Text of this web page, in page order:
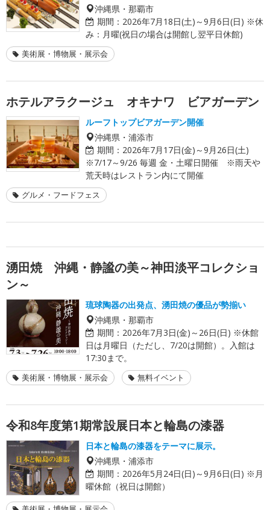
沖縄県・那覇市
期間： 2026年7月18日(土)～9月6日(日) ※休
み：月曜(祝日の場合は開館し翌平日休館)
美術展・博物展・展示会
ホテルアラクージュ オキナワ ビアガーデン
ルーフトップビアガーデン開催
沖縄県・浦添市
期間： 2026年7月17日(金)～9月26日(土)
※7/17～9/26 毎週 金・土曜日開催 ※雨天や
荒天時はレストラン内にて開催
グルメ・フードフェス
湧田焼 沖縄・静謐の美～神田淡平コレクショ
ン～
琉球陶器の出発点、湧田焼の優品が勢揃い
沖縄県・那覇市
期間： 2026年7月3日(金)～26日(日) ※休館
日は月曜日（ただし、7/20は開館）。入館は
17:30まで。
美術展・博物展・展示会 無料イベント
令和8年度第1期常設展日本と輪島の漆器
日本と輪島の漆器をテーマに展示。
沖縄県・浦添市
期間： 2026年5月24日(日)～9月6日(日) ※月
曜休館（祝日は開館）